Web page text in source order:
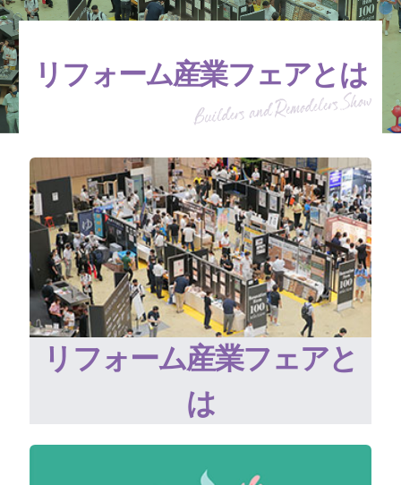
リフォーム産業フェアとは
リフォーム産業フェアと
は